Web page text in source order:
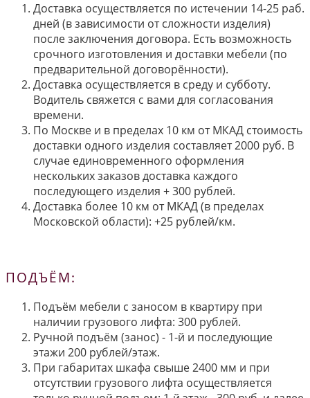
Доставка осуществляется по истечении 14-25 раб.
дней (в зависимости от сложности изделия)
после заключения договора. Есть возможность
срочного изготовления и доставки мебели (по
предварительной договорённости).
Доставка осуществляется в среду и субботу.
Водитель свяжется с вами для согласования
времени.
По Москве и в пределах 10 км от МКАД стоимость
доставки одного изделия составляет 2000 руб. В
случае единовременного оформления
нескольких заказов доставка каждого
последующего изделия + 300 рублей.
Доставка более 10 км от МКАД (в пределах
Московской области): +25 рублей/км.
ПОДЪЁМ:
Подъём мебели с заносом в квартиру при
наличии грузового лифта: 300 рублей.
Ручной подъём (занос) - 1-й и последующие
этажи 200 рублей/этаж.
При габаритах шкафа свыше 2400 мм и при
отсутствии грузового лифта осуществляется